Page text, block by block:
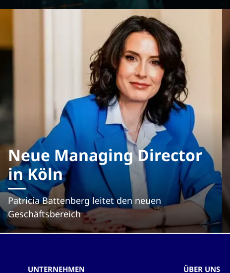
Neue Managing Director
in Köln
Patricia Battenberg leitet den neuen
Geschäftsbereich
UNTERNEHMEN ÜBER UNS